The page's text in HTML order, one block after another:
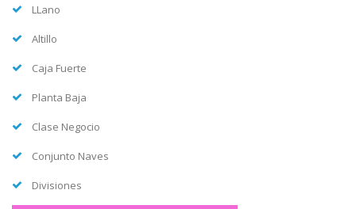
LLano
Altillo
Caja Fuerte
Planta Baja
Clase Negocio
Conjunto Naves
Divisiones